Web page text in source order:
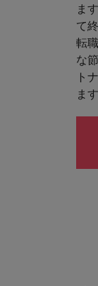
ま
て
転
な
ト
ます